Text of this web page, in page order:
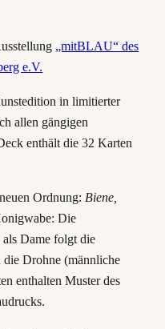
„mitBLAU“ des
e.V.
in limitierter
allen gängigen
enthält die 32 Karten
Ordnung:Biene,
Die
Dame folgt die
Drohne (männliche
enthalten Muster des